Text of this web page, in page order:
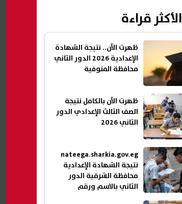
الأكثر قراءة
ظهرت الآن.. نتيجة الشهادة
الإعدادية 2026 الدور الثاني
محافظة المنوفية
ظهرت الآن بالكامل نتيجة
الصف الثالث الإعدادي الدور
الثاني 2026
nateega.sharkia.gov.eg
نتيجة الشهادة الإعدادية
محافظة الشرقية الدور
الثاني بالاسم ورقم